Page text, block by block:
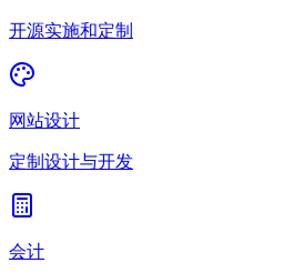
开源实施和定制
网站设计
定制设计与开发
会计